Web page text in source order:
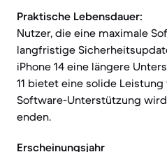
Praktische Lebensdauer:
Nutzer, die eine maximale
langfristige
iPhone 14 eine längere
11 bietet eine solide
Software-Unterstützung
enden.
Erscheinungsjahr